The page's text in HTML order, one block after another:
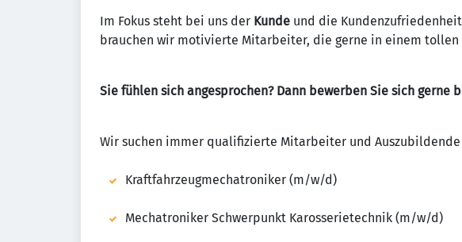
Im Fokus steht bei uns der Kunde und die
brauchen wir motivierte Mitarbeiter, die gerne in einem tollen
Sie fühlen sich angesprochen? Dann bewerben Sie sich gerne
Wir suchen immer qualifizierte Mitarbeiter und
Kraftfahrzeugmechatroniker (m/w/d)
Mechatroniker Schwerpunkt Karosserietechnik (m/w/d)